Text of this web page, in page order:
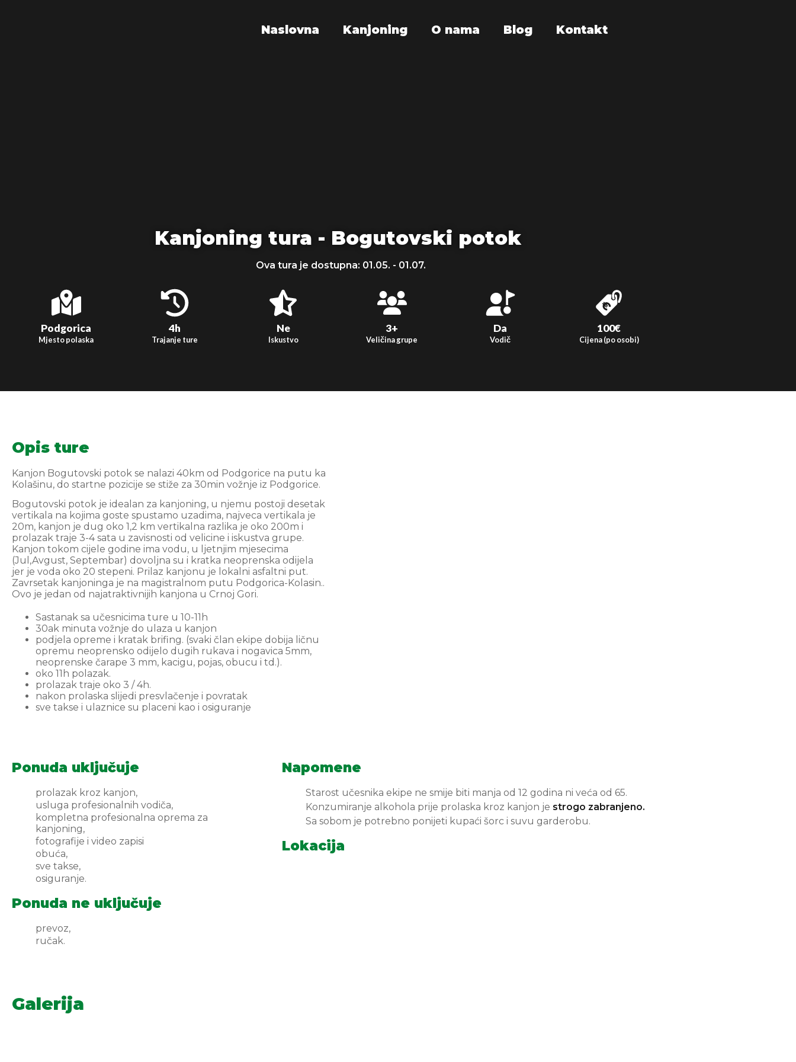
Naslovna Kanjoning O nama Blog Kontakt
Kanjoning tura - Bogutovski potok
Ova tura je dostupna: 01.05. - 01.07.
Podgorica
Mjesto polaska
4h
Trajanje ture
Ne
Iskustvo
3+
Veličina grupe
Da
Vodič
100€
Cijena (po osobi)
Opis ture
Kanjon Bogutovski potok se nalazi 40km od Podgorice na putu ka
Kolašinu, do startne pozicije se stiže za 30min vožnje iz Podgorice.
Bogutovski potok je idealan za kanjoning, u njemu postoji desetak
vertikala na kojima goste spustamo uzadima, najveca vertikala je
20m, kanjon je dug oko 1,2 km vertikalna razlika je oko 200m i
prolazak traje 3-4 sata u zavisnosti od velicine i iskustva grupe.
Kanjon tokom cijele godine ima vodu, u ljetnjim mjesecima
(Jul,Avgust, Septembar) dovoljna su i kratka neoprenska odijela
jer je voda oko 20 stepeni. Prilaz kanjonu je lokalni asfaltni put.
Zavrsetak kanjoninga je na magistralnom putu Podgorica-Kolasin..
Ovo je jedan od najatraktivnijih kanjona u Crnoj Gori.
Sastanak sa učesnicima ture u 10-11h
30ak minuta vožnje do ulaza u kanjon
podjela opreme i kratak brifing. (svaki član ekipe dobija ličnu
opremu neoprensko odijelo dugih rukava i nogavica 5mm,
neoprenske čarape 3 mm, kacigu, pojas, obucu i td.).
oko 11h polazak.
prolazak traje oko 3 / 4h.
nakon prolaska slijedi presvlačenje i povratak
sve takse i ulaznice su placeni kao i osiguranje
Ponuda uključuje
prolazak kroz kanjon,
usluga profesionalnih vodiča,
kompletna profesionalna oprema za
kanjoning,
fotografije i video zapisi
obuća,
sve takse,
osiguranje.
Ponuda ne uključuje
prevoz,
ručak.
Napomene
Starost učesnika ekipe ne smije biti manja od 12 godina ni veća od 65.
Konzumiranje alkohola prije prolaska kroz kanjon je strogo zabranjeno.
Sa sobom je potrebno ponijeti kupaći šorc i suvu garderobu.
Lokacija
Galerija